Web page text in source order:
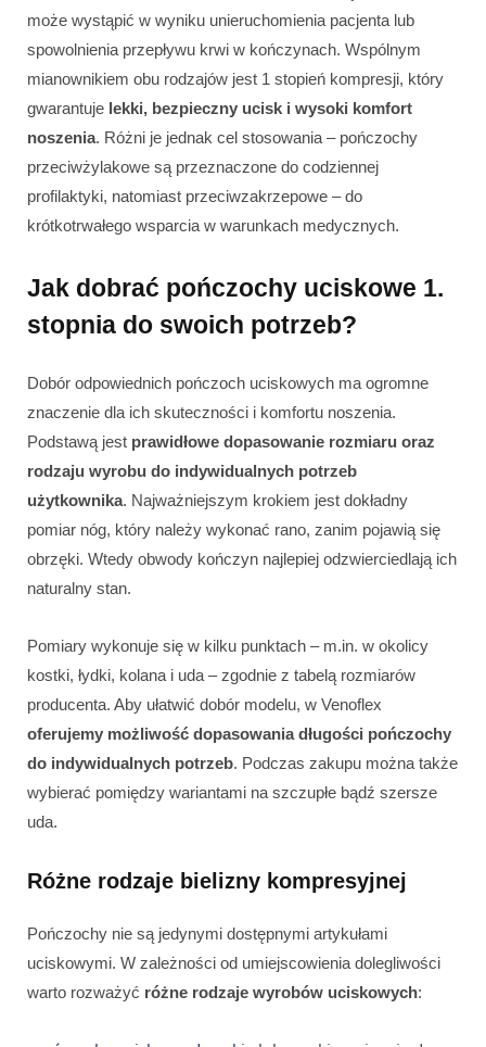
może wystąpić w wyniku unieruchomienia pacjenta lub
spowolnienia przepływu krwi w kończynach. Wspólnym
mianownikiem obu rodzajów jest 1 stopień kompresji, który
gwarantuje lekki, bezpieczny ucisk i wysoki komfort
noszenia. Różni je jednak cel stosowania – pończochy
przeciwżylakowe są przeznaczone do codziennej
profilaktyki, natomiast przeciwzakrzepowe – do
krótkotrwałego wsparcia w warunkach medycznych.
Jak dobrać pończochy uciskowe 1.
stopnia do swoich potrzeb?
Dobór odpowiednich pończoch uciskowych ma ogromne
znaczenie dla ich skuteczności i komfortu noszenia.
Podstawą jest prawidłowe dopasowanie rozmiaru oraz
rodzaju wyrobu do indywidualnych potrzeb
użytkownika. Najważniejszym krokiem jest dokładny
pomiar nóg, który należy wykonać rano, zanim pojawią się
obrzęki. Wtedy obwody kończyn najlepiej odzwierciedlają ich
naturalny stan.
Pomiary wykonuje się w kilku punktach – m.in. w okolicy
kostki, łydki, kolana i uda – zgodnie z tabelą rozmiarów
producenta. Aby ułatwić dobór modelu, w Venoflex
oferujemy możliwość dopasowania długości pończochy
do indywidualnych potrzeb. Podczas zakupu można także
wybierać pomiędzy wariantami na szczupłe bądź szersze
uda.
Różne rodzaje bielizny kompresyjnej
Pończochy nie są jedynymi dostępnymi artykułami
uciskowymi. W zależności od umiejscowienia dolegliwości
warto rozważyć różne rodzaje wyrobów uciskowych: